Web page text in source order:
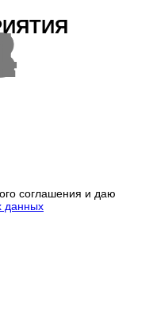
соглашения и даю
данных